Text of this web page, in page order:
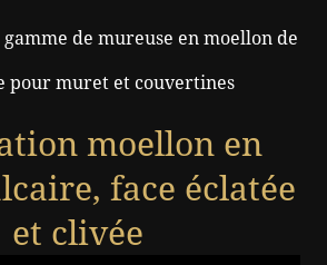
de mureuse en moellon de
pour muret et couvertines
moellon en
face éclatée
et clivée